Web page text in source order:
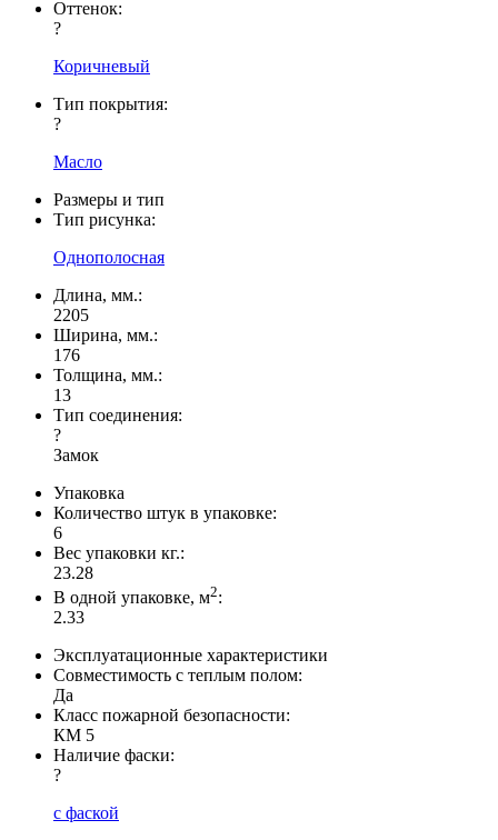
Оттенок:
?
Коричневый
Тип покрытия:
?
Масло
Размеры и тип
Тип рисунка:
Однополосная
Длина, мм.:
2205
Ширина, мм.:
176
Толщина, мм.:
13
Тип соединения:
?
Замок
Упаковка
Количество штук в упаковке:
6
Вес упаковки кг.:
23.28
В одной упаковке, м2:
2.33
Эксплуатационные характеристики
Совместимость с теплым полом:
Да
Класс пожарной безопасности:
КМ 5
Наличие фаски:
?
с фаской